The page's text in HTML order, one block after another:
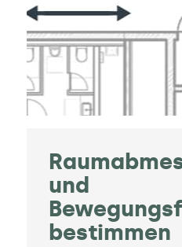
und
bestimmen